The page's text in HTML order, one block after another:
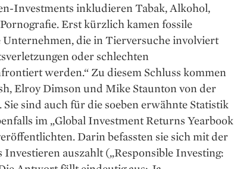
Invest­ments inkludieren Tabak, Alkohol,
Erst kürzlich kamen fossile
die in Tierversuche involviert
oder schlechten
werden.“ Zu diesem Schluss kommen
Elroy Dimson und Mike Staunton von der
sind auch für die soeben erwähnte Statistik
im „Global Investment Returns Yearbook
Darin befassten sie sich mit der
Investieren auszahlt („Responsible Investing: